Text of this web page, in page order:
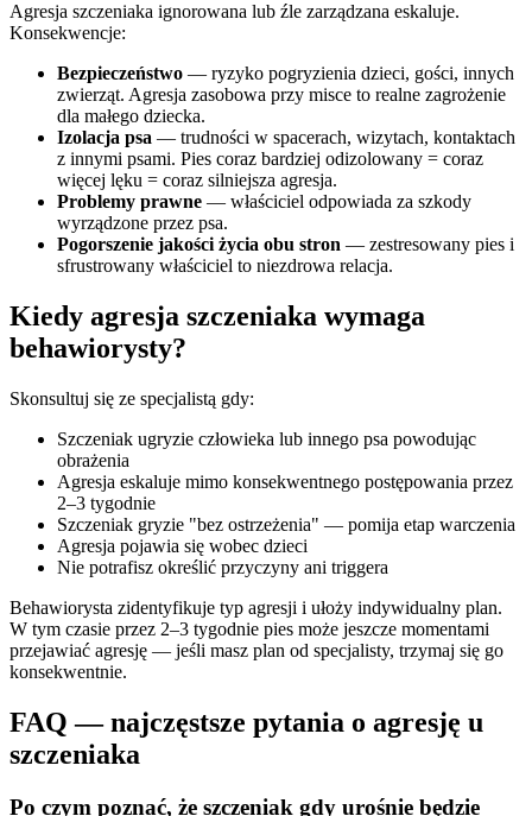
Agresja szczeniaka ignorowana lub źle zarządzana eskaluje.
Konsekwencje:
Bezpieczeństwo — ryzyko pogryzienia dzieci, gości, innych
zwierząt. Agresja zasobowa przy misce to realne zagrożenie
dla małego dziecka.
Izolacja psa — trudności w spacerach, wizytach, kontaktach
z innymi psami. Pies coraz bardziej odizolowany = coraz
więcej lęku = coraz silniejsza agresja.
Problemy prawne — właściciel odpowiada za szkody
wyrządzone przez psa.
Pogorszenie jakości życia obu stron — zestresowany pies i
sfrustrowany właściciel to niezdrowa relacja.
Kiedy agresja szczeniaka wymaga
behawiorysty?
Skonsultuj się ze specjalistą gdy:
Szczeniak ugryzie człowieka lub innego psa powodując
obrażenia
Agresja eskaluje mimo konsekwentnego postępowania przez
2–3 tygodnie
Szczeniak gryzie "bez ostrzeżenia" — pomija etap warczenia
Agresja pojawia się wobec dzieci
Nie potrafisz określić przyczyny ani triggera
Behawiorysta zidentyfikuje typ agresji i ułoży indywidualny plan.
W tym czasie przez 2–3 tygodnie pies może jeszcze momentami
przejawiać agresję — jeśli masz plan od specjalisty, trzymaj się go
konsekwentnie.
FAQ — najczęstsze pytania o agresję u
szczeniaka
Po czym poznać, że szczeniak gdy urośnie będzie